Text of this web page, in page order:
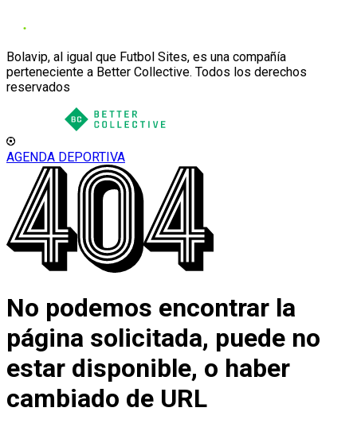
Bolavip, al igual que Futbol Sites, es una compañía
perteneciente a Better Collective. Todos los derechos
reservados
AGENDA DEPORTIVA
No podemos encontrar la
página solicitada, puede no
estar disponible, o haber
cambiado de URL